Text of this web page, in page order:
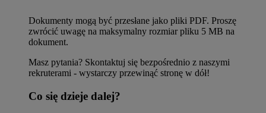
Dokumenty mogą być przesłane jako pliki PDF. Proszę
zwrócić uwagę na maksymalny rozmiar pliku 5 MB na
dokument.
Masz pytania? Skontaktuj się bezpośrednio z naszymi
rekruterami - wystarczy przewinąć stronę w dół!
Co się dzieje dalej?